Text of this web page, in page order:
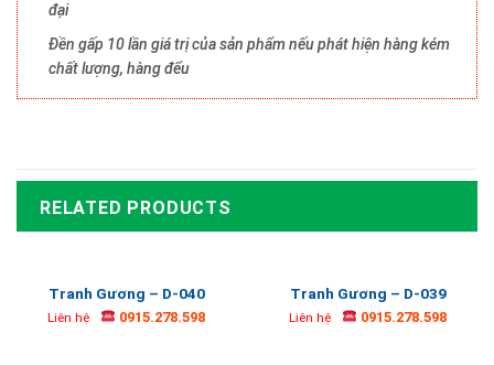
đại
Đền gấp 10 lần giá trị của sản phẩm nếu phát hiện hàng kém
chất lượng, hàng đểu
RELATED PRODUCTS
Tranh Gương – D-040
Liên hệ 0915.278.598
Tranh Gương – D-039
Liên hệ 0915.278.598